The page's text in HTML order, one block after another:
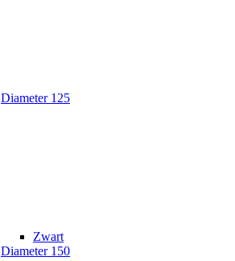
Diameter 125
Zwart
Diameter 150